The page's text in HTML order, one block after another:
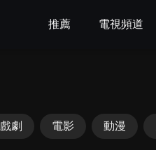
推薦 電視頻道
戲劇 電影 動漫